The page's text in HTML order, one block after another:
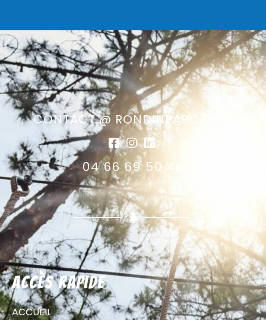
CONTACT @ RONDINPARC.COM
04 66 69 50 46
Accès rapide
ACCUEIL